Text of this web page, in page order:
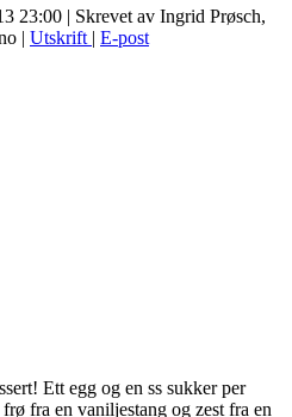
23:00 | Skrevet av Ingrid Prøsch,
| Utskrift | E-post
Ett egg og en ss sukker per
fra en vaniljestang og zest fra en